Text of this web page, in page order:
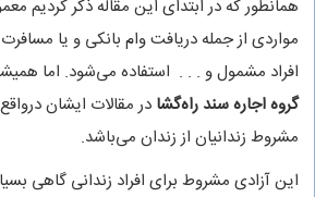
همانطور که در ابتدای این مقاله ذکر کردیم
مواردی از جمله دریافت وام بانکی و یا
افراد مشمول و . . . استفاده می‌شود. اما
گروه اجاره سند راه‌گشا در مقالات ایشان
مشروط زندانیان از زندان می‌باشد.
این آزادی مشروط برای افراد زندانی گاهی